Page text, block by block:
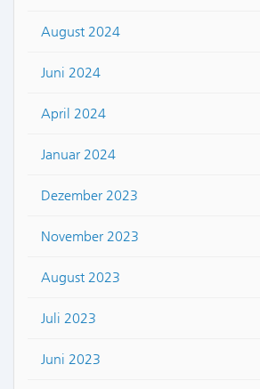
August 2024
Juni 2024
April 2024
Januar 2024
Dezember 2023
November 2023
August 2023
Juli 2023
Juni 2023